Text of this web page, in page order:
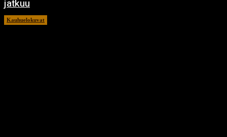
jatkuu
Kauhuelokuvat